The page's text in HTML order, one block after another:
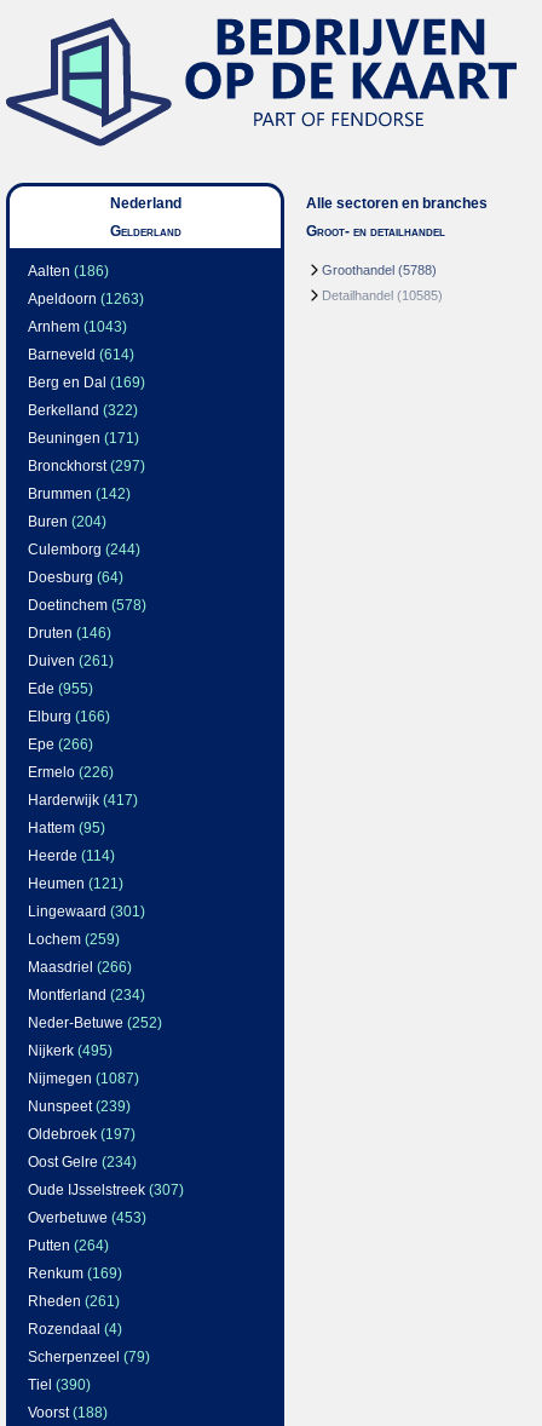
Nederland
Gelderland
Aalten (186)
Apeldoorn (1263)
Arnhem (1043)
Barneveld (614)
Berg en Dal (169)
Berkelland (322)
Beuningen (171)
Bronckhorst(297)
Brummen (142)
Buren (204)
Culemborg (244)
Doesburg (64)
Doetinchem (578)
Druten (146)
Duiven (261)
Ede (955)
Elburg (166)
Epe (266)
Ermelo (226)
Harderwijk (417)
Hattem (95)
Heerde (114)
Heumen (121)
Lingewaard (301)
Lochem (259)
Maasdriel (266)
Montferland (234)
Neder-Betuwe (252)
Nijkerk (495)
Nijmegen (1087)
Nunspeet(239)
Oldebroek (197)
Oost Gelre (234)
Oude IJsselstreek (307)
Overbetuwe (453)
Putten (264)
Renkum (169)
Rheden (261)
Rozendaal (4)
Scherpenzeel (79)
Tiel (390)
Voorst(188)
Alle sectoren en branches
Groot- en detailhandel
Groothandel (5788)
Detailhandel (10585)